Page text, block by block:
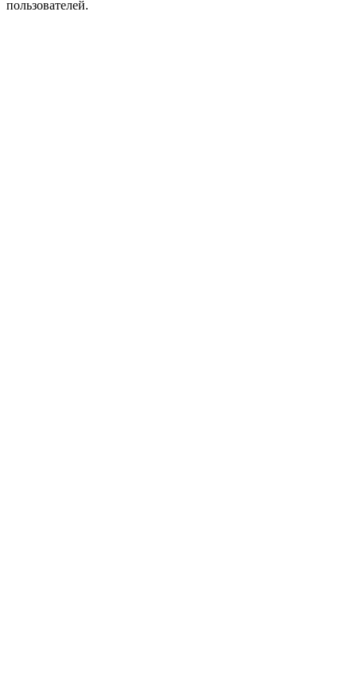
пользователей.